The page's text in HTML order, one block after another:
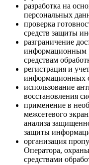
разработка на
персональных
проверка
средств защиты
разграничение
информационным
средствам
регистрация и
информационных
использование
восстановления
применение в
межсетевого
анализа
защиты
организация
Оператора,
средствами